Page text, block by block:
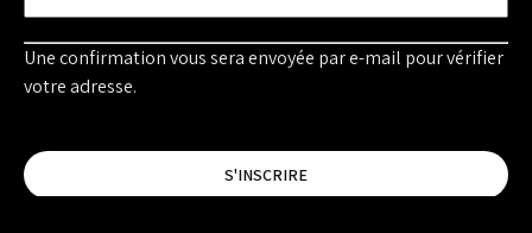
Une confirmation vous sera envoyée par e-mail pour vérifier
votre adresse.
S'INSCRIRE